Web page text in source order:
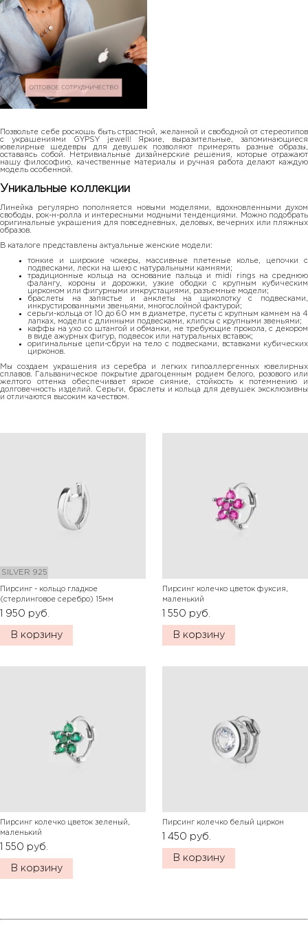
Позвольте себе роскошь быть страстной, желанной и свободной от стереотипов
с украшениями GYPSY jewell! Яркие, выразительные, запоминающиеся
ювелирные шедевры для девушек позволяют примерять разные образы,
оставаясь собой. Нетривиальные дизайнерские решения, которые отражают
нашу философию, качественные материалы и ручная работа делают каждую
модель особенной.
Уникальные коллекции
Линейка регулярно пополняется новыми моделями, вдохновленными духом
свободы, рок-н-ролла и интересными модными тенденциями. Можно подобрать
оригинальные украшения для повседневных, деловых, вечерних или пляжных
образов.
В каталоге представлены актуальные женские модели:
тонкие и широкие чокеры, массивные плетеные колье, цепочки с
подвесками, лески на шею с натуральными камнями;
традиционные кольца на основание пальца и midi rings на среднюю
фалангу, короны и дорожки, узкие ободки с крупным кубическим
цирконом или фигурными инкрустациями, разъемные модели;
браслеты на запястье и анклеты на щиколотку с подвесками,
инкрустированными звеньями, многослойной фактурой;
серьги-кольца от 10 до 60 мм в диаметре, пусеты с крупным камнем на 4
лапках, модели с длинными подвесками, клипсы с крупными звеньями;
каффы на ухо со штангой и обманки, не требующие прокола, с декором
в виде ажурных фигур, подвесок или натуральных вставок;
оригинальные цепи-сбруи на тело с подвесками, вставками кубических
цирконов.
Мы создаем украшения из серебра и легких гипоаллергенных ювелирных
сплавов. Гальваническое покрытие драгоценным родием белого, розового или
желтого оттенка обеспечивает яркое сияние, стойкость к потемнению и
долговечность изделий. Серьги, браслеты и кольца для девушек эксклюзивны
и отличаются высоким качеством.
SILVER 925
Пирсинг - кольцо гладкое
(стерлинговое серебро) 15мм
1 950 руб.
В корзину
Пирсинг колечко цветок фуксия,
маленький
1 550 руб.
В корзину
Пирсинг колечко цветок зеленый,
маленький
1 550 руб.
В корзину
Пирсинг колечко белый циркон
1 450 руб.
В корзину